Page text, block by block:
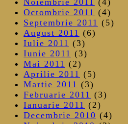
Noiembrie 2011 (4)
Octombrie 2011 (4)
Septembrie 2011 (5)
August 2011 (6)
Iulie 2011 (3)
Iunie 2011 (3)
Mai 2011 (2)
Aprilie 2011 (5)
Martie 2011 (3)
Februarie 2011 (3)
Ianuarie 2011 (2)
Decembrie 2010 (4)